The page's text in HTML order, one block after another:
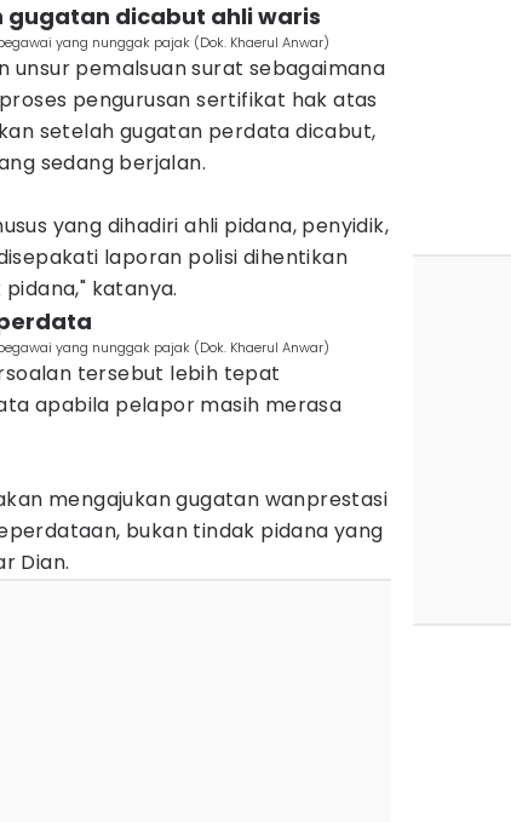
dicabut ahli waris
yang nunggak pajak (Dok. Khaerul Anwar)
unsur pemalsuan surat sebagaimana
pengurusan sertifikat hak atas
setelah gugatan perdata dicabut,
sedang berjalan.
yang dihadiri ahli pidana, penyidik,
laporan polisi dihentikan
katanya.
yang nunggak pajak (Dok. Khaerul Anwar)
tersebut lebih tepat
apabila pelapor masih merasa
mengajukan gugatan wanprestasi
bukan tindak pidana yang
Dian.